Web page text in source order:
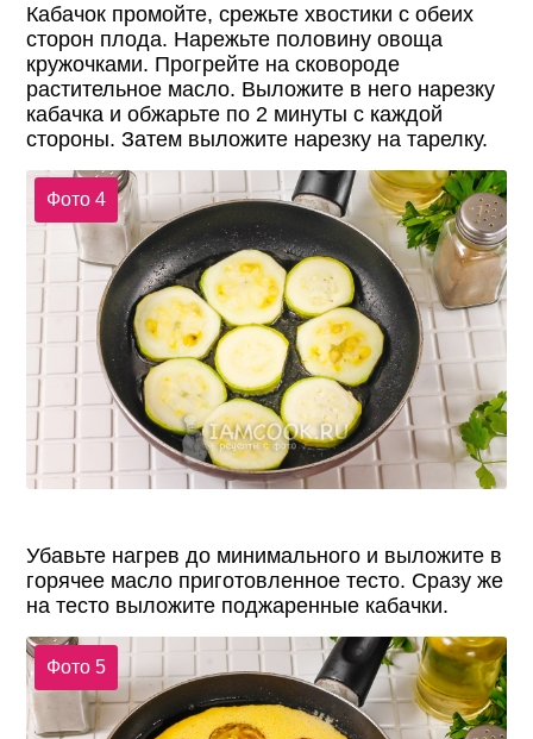
Кабачок промойте, срежьте хвостики с обеих
сторон плода. Нарежьте половину овоща
кружочками. Прогрейте на сковороде
растительное масло. Выложите в него нарезку
кабачка и обжарьте по 2 минуты с каждой
стороны. Затем выложите нарезку на тарелку.
Фото 4
Убавьте нагрев до минимального и выложите в
горячее масло приготовленное тесто. Сразу же
на тесто выложите поджаренные кабачки.
Фото 5